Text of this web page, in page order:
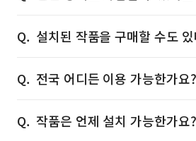
설치된 작품을 구매할 수도
전국 어디든 이용 가능한가요?
작품은 언제 설치 가능한가요?